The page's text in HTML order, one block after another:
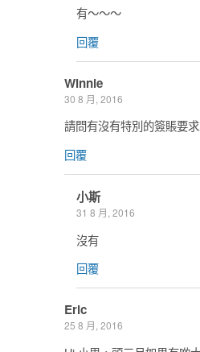
有～～～
回覆
Winnie
30 8 月, 2016
請問有沒有特別的簽賬要
回覆
小斯
31 8 月, 2016
沒有
回覆
Eric
25 8 月, 2016